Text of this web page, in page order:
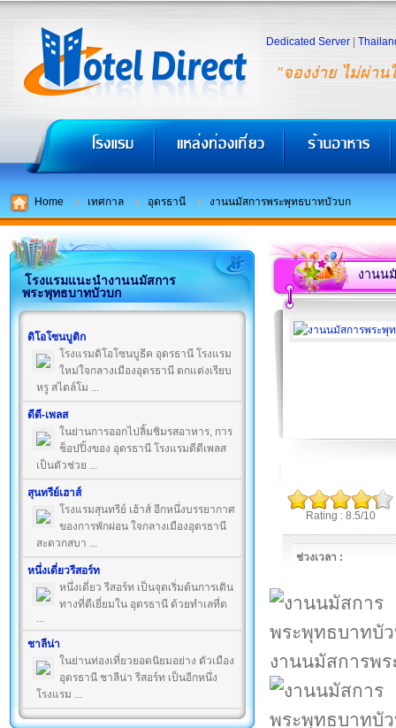
"จองง่าย ไม่ผ่าน
Dedicated Server
Home เทศกาล อุดรธานี งานนมัสการพระพุทธบาทบัวบก
โรงแรมแนะนำงานนมัสการ
พระพุทธบาทบัวบก
ดิโอโซนบูติก
โรงแรมดิโอโซนบูธีค อุดรธานี โรงแรม
ใหม่ใจกลางเมืองอุดรธานี ตกแต่งเรียบ
หรู สไตล์โม ...
ดีดี-เพลส
ในย่านการออกไปลิ้มชิมรสอาหาร, การ
ช็อปปิ้งของ อุดรธานี โรงแรมดีดีเพลส
เป็นตัวช่วย ...
สุนทรีย์เฮาส์
โรงแรมสุนทรีย์ เฮ้าส์ อีกหนึ่งบรรยากาศ
ของการพักผ่อน ใจกลางเมืองอุดรธานี
สะดวกสบา ...
หนึ่งเดี่ยวรีสอร์ท
หนึ่งเดี่ยว รีสอร์ท เป็นจุดเริ่มต้นการเดิน
ทางที่ดีเยี่ยมใน อุดรธานี ด้วยทำเลที่ต
...
ชาลีน่า
ในย่านท่องเที่ยวยอดนิยมอย่าง ตัวเมือง
อุดรธานี ชาลีน่า รีสอร์ท เป็นอีกหนึ่ง
โรงแรม ...
งานน
Rating : 8.5/10
ช่วงเวลา :
งานนมัสการพ